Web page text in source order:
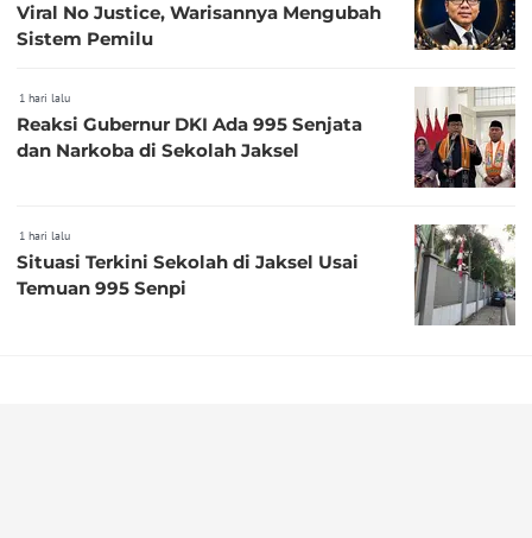
Viral No Justice, Warisannya Mengubah
Sistem Pemilu
1 hari lalu
Reaksi Gubernur DKI Ada 995 Senjata
dan Narkoba di Sekolah Jaksel
1 hari lalu
Situasi Terkini Sekolah di Jaksel Usai
Temuan 995 Senpi